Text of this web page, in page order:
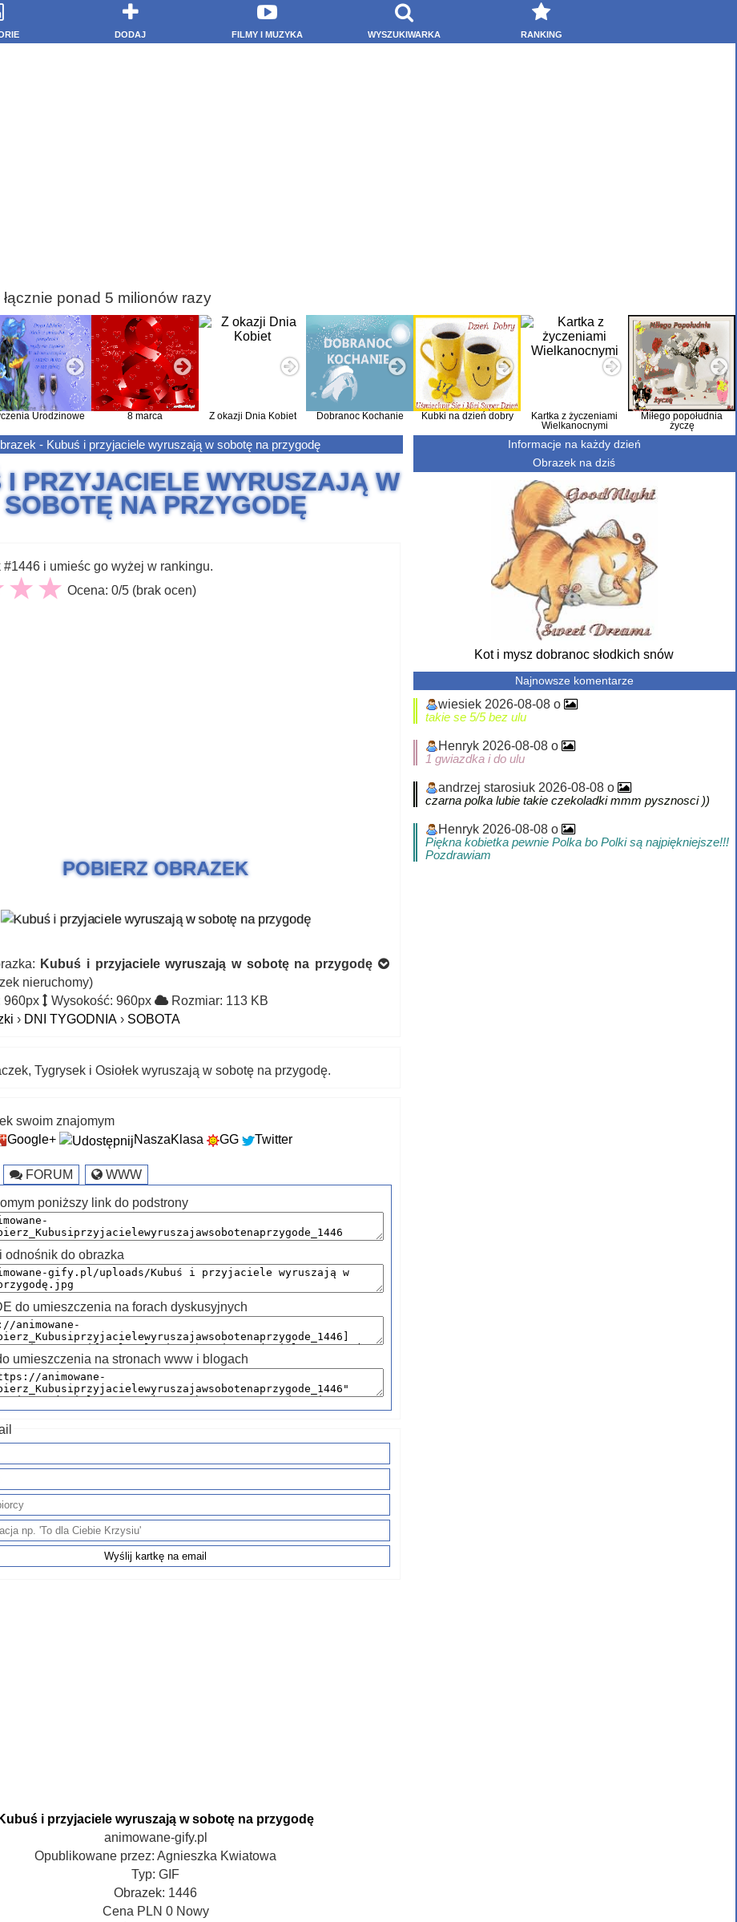
DODAJ FILMY I MUZYKA WYSZUKIWARKA RANKING
ponad 5 milionów razy
Urodzinowe 8 marca Z okazji Dnia Kobiet Dobranoc Kochanie Kubki na dzień dobry
Kartka z życzeniami
Wielkanocnymi
Miłego popołudnia
życzę
- Kubuś i przyjaciele wyruszają w sobotę na przygodę
I PRZYJACIELE WYRUSZAJĄ W
SOBOTĘ NA PRZYGODĘ
#1446 i umieśc go wyżej w rankingu.
Ocena: 0/5 (brak ocen)
POBIERZ OBRAZEK
Kubuś i przyjaciele wyruszają w sobotę na przygodę
nieruchomy)
960px
Wysokość: 960px
Rozmiar: 113 KB
› DNI TYGODNIA › SOBOTA
Tygrysek i Osiołek wyruszają w sobotę na przygodę.
swoim znajomym
Google+ NaszaKlasa GG Twitter
FORUM WWW
poniższy link do podstrony
odnośnik do obrazka
do umieszczenia na forach dyskusyjnych
umieszczenia na stronach www i blogach
Kubuś i przyjaciele wyruszają w sobotę na przygodę
animowane-gify.pl
Opublikowane przez:Agnieszka Kwiatowa
Typ:GIF
Obrazek: 1446
Cena PLN 0Nowy
Informacje na każdy dzień
Obrazek na dziś
Kot i mysz dobranoc słodkich snów
Najnowsze komentarze
wiesiek 2026-08-08 o
takie se 5/5 bez ulu
Henryk 2026-08-08 o
1 gwiazdka i do ulu
andrzej starosiuk 2026-08-08 o
czarna polka lubie takie czekoladki mmm pysznosci ))
Henryk 2026-08-08 o
Piękna kobietka pewnie Polka bo Polki są najpiękniejsze!!!
Pozdrawiam